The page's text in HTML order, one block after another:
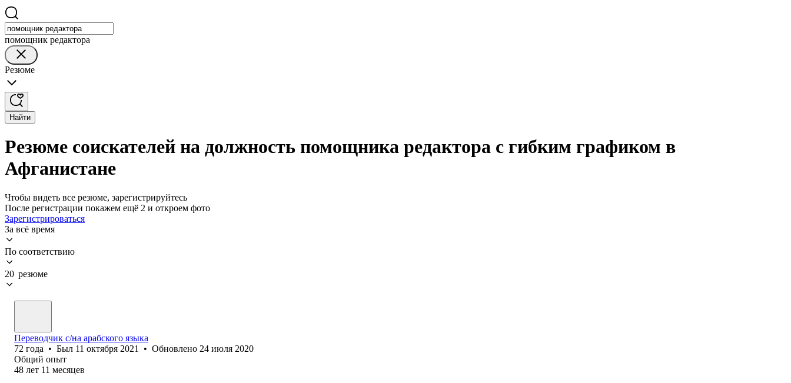
помощник редактора
Резюме
Найти
Резюме соискателей на должность помощника редактора с гибким графиком в
Афганистане
Чтобы видеть все резюме, зарегистрируйтесь
После регистрации покажем ещё 2 и откроем фото
Зарегистрироваться
За всё время
По соответствию
20 резюме
Переводчик с/на арабского языка
72 года • Был 11 октября 2021 • Обновлено 24 июля 2020
Общий опыт
48 лет 11 месяцев